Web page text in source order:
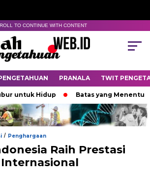
TO CONTINUE WITH CONTENT
PRANALA TWIT
Hidup Batas yang Menentukan
/ Penghargaan
Raih Prestasi
Internasional